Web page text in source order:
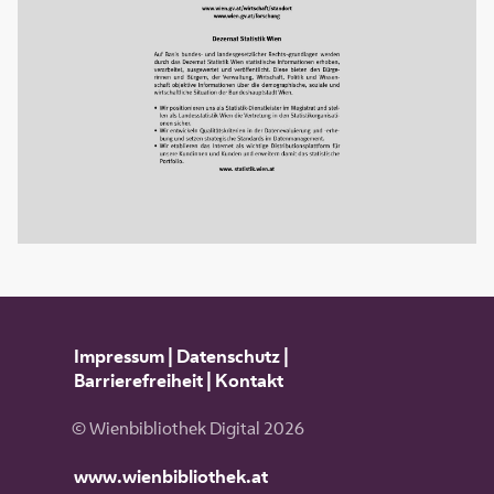
Impressum| Datenschutz|
Barrierefreiheit| Kontakt
© Wienbibliothek Digital 2026
www.wienbibliothek.at